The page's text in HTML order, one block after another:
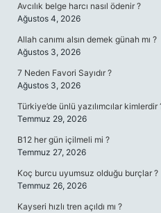
Avcılık belge harcı nasıl ödenir ?
Ağustos 4, 2026
Allah canımı alsın demek günah mı ?
Ağustos 3, 2026
7 Neden Favori Sayıdır ?
Ağustos 3, 2026
Türkiye’de ünlü yazılımcılar kimlerdir
Temmuz 29, 2026
B12 her gün içilmeli mi ?
Temmuz 27, 2026
Koç burcu uyumsuz olduğu burçlar ?
Temmuz 26, 2026
Kayseri hızlı tren açıldı mı ?